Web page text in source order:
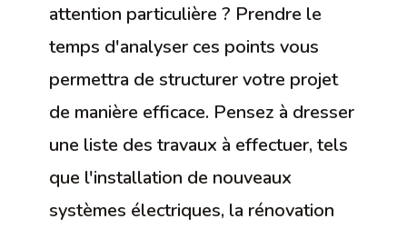
attention particulière ? Prendre le
temps d'analyser ces points vous
permettra de structurer votre projet
de manière efficace. Pensez à dresser
une liste des travaux à effectuer, tels
que l'installation de nouveaux
systèmes électriques, la rénovation